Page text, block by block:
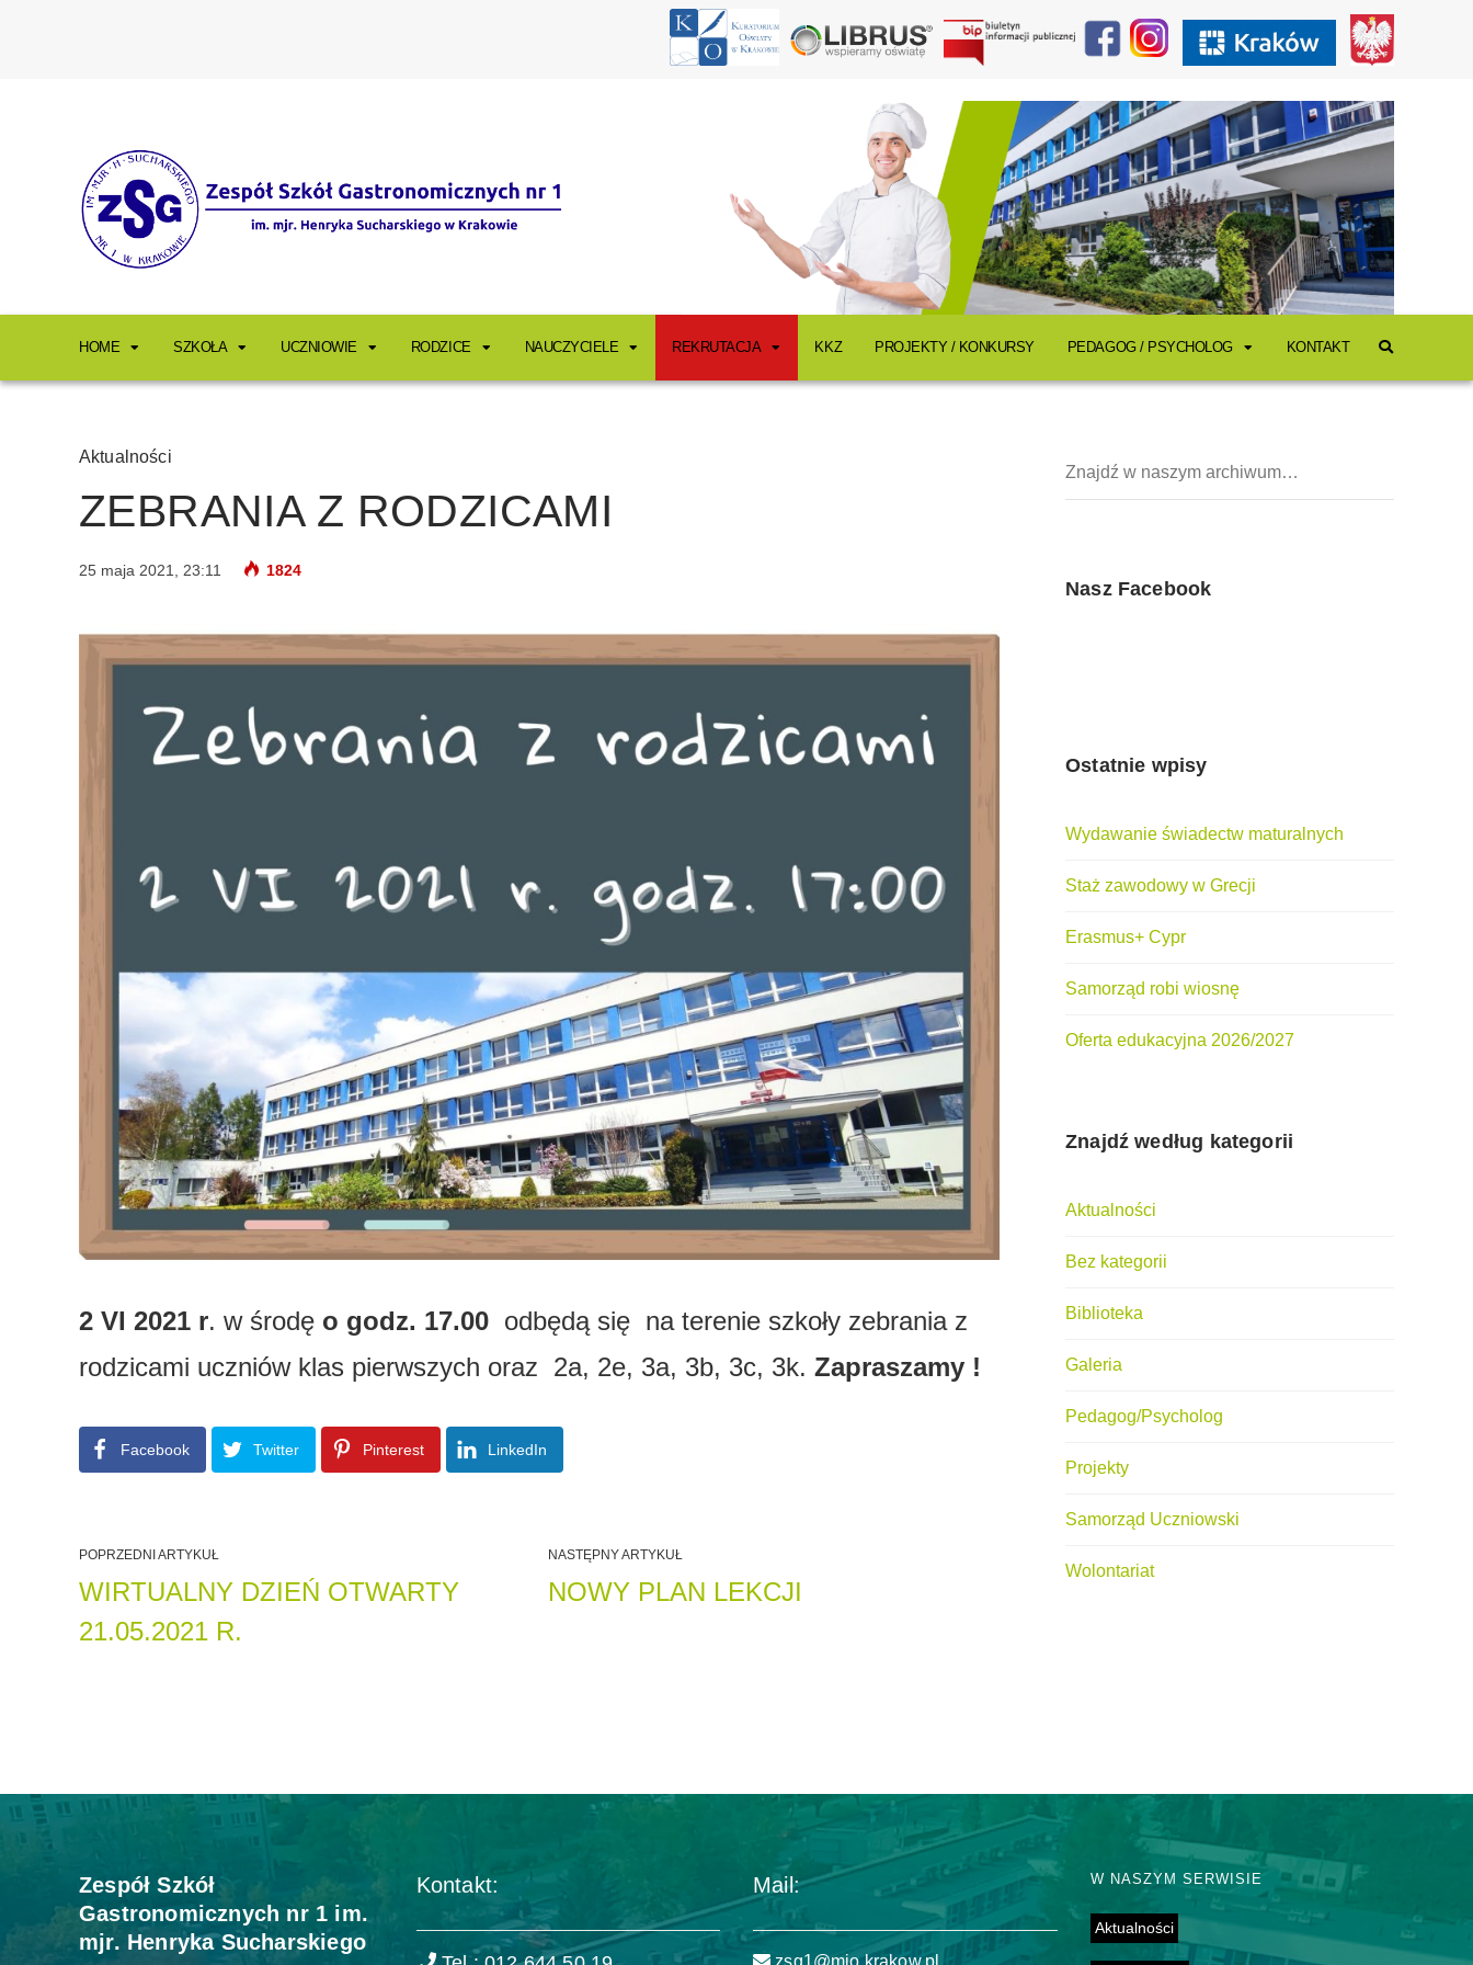
HOME SZKOŁA UCZNIOWIE RODZICE NAUCZYCIELE REKRUTACJA KKZ PROJEKTY / KONKURSY PEDAGOG / PSYCHOLOG KONTAKT
Aktualności
ZEBRANIA Z RODZICAMI
25 maja 2021, 23:11 1824
2 VI 2021 r. w środę o godz. 17.00 odbędą się na terenie szkoły zebrania z
rodzicami uczniów klas pierwszych oraz 2a, 2e, 3a, 3b, 3c, 3k. Zapraszamy !
Facebook Twitter Pinterest LinkedIn
POPRZEDNI ARTYKUŁ
WIRTUALNY DZIEŃ OTWARTY
21.05.2021 R.
NASTĘPNY ARTYKUŁ
NOWY PLAN LEKCJI
Nasz Facebook
Ostatnie wpisy
Wydawanie świadectw maturalnych
Staż zawodowy w Grecji
Erasmus+ Cypr
Samorząd robi wiosnę
Oferta edukacyjna 2026/2027
Znajdź według kategorii
Aktualności
Bez kategorii
Biblioteka
Galeria
Pedagog/Psycholog
Projekty
Samorząd Uczniowski
Wolontariat
Zespół Szkół
Gastronomicznych nr 1 im.
mjr. Henryka Sucharskiego
Kontakt: Mail: W NASZYM SERWISIE
Aktualności